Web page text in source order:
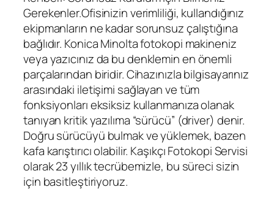
Gerekenler.Ofisinizin verimliliği, kullandığınız
ekipmanların ne kadar sorunsuz çalıştığına
bağlıdır. Konica Minolta fotokopi makineniz
veya yazıcınız da bu denklemin en önemli
parçalarından biridir. Cihazınızla bilgisayarınız
arasındaki iletişimi sağlayan ve tüm
fonksiyonları eksiksiz kullanmanıza olanak
tanıyan kritik yazılıma “sürücü” (driver) denir.
Doğru sürücüyü bulmak ve yüklemek, bazen
kafa karıştırıcı olabilir. Kaşıkçı Fotokopi Servisi
olarak 23 yıllık tecrübemizle, bu süreci sizin
için basitleştiriyoruz.